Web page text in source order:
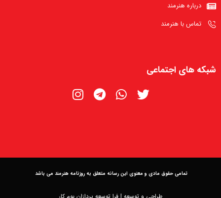
درباره هنرمند
تماس با هنرمند
شبکه های اجتماعی
تمامی حقوق مادی و معنوی این رسانه متعلق به روزنامه هنرمند می باشد
طراحی و توسعه | فرا توسعه پردازان بوم کار